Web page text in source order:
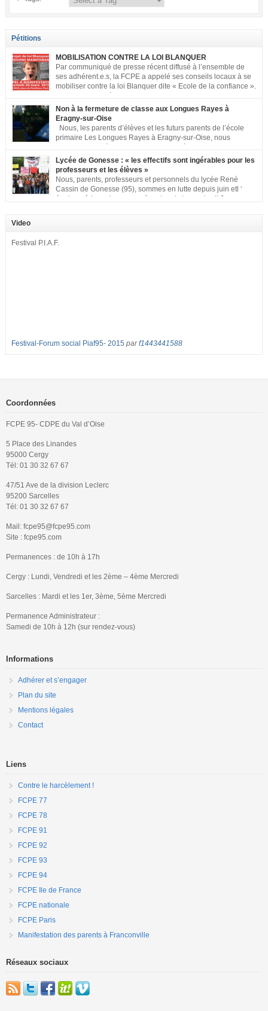
Pétitions
MOBILISATION CONTRE LA LOI BLANQUER
Par communiqué de presse récent diffusé à l’ensemble de
ses adhérent.e.s, la FCPE a appelé ses conseils locaux à se
mobiliser contre la loi Blanquer dite « Ecole de la confiance ».
met à votre disposition ce kit de mobilisation comprenant : 1 affiche
appelant […]
Non à la fermeture de classe aux Longues Rayes à
Eragny-sur-Oise
Nous, les parents d’élèves et les futurs parents de l’école
primaire Les Longues Rayes à Eragny-sur-Oise, nous
classe aux Longues Rayes ». Non à la dégradation continue des conditions
d’accueil et d’apprentissage de nos enfants à l’école primaire. Chaque
enfant a droit à […]
Lycée de Gonesse : « les effectifs sont ingérables pour les
professeurs et les élèves »
Nous, parents, professeurs et personnels du lycée René
Cassin de Gonesse (95), sommes en lutte depuis juin etl ‘
équipe pédagogique en grève depuis le vendredi 2
nombreuses classes de première et […]
Video
Festival P.I.A.F.
Festival-Forum social Piaf95- 2015 parf1443441588
Coordonnées
FCPE 95- CDPE du Val d’Oise
5 Place des Linandes
95000 Cergy
Tél: 01 30 32 67 67
47/51 Ave de la division Leclerc
95200 Sarcelles
Tél: 01 30 32 67 67
Mail: fcpe95@fcpe95.com
Site : fcpe95.com
Permanences : de 10h à 17h
Cergy : Lundi, Vendredi et les 2ème – 4ème Mercredi
Sarcelles : Mardi et les 1er, 3ème, 5ème Mercredi
Permanence Administrateur :
Samedi de 10h à 12h (sur rendez-vous)
Informations
Adhérer et s’engager
Plan du site
Mentions légales
Contact
Liens
Contre le harcèlement !
FCPE 77
FCPE 78
FCPE 91
FCPE 92
FCPE 93
FCPE 94
FCPE Ile de France
FCPE nationale
FCPE Paris
Manifestation des parents à Franconville
Réseaux sociaux